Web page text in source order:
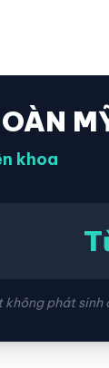
khoa
phát sinh